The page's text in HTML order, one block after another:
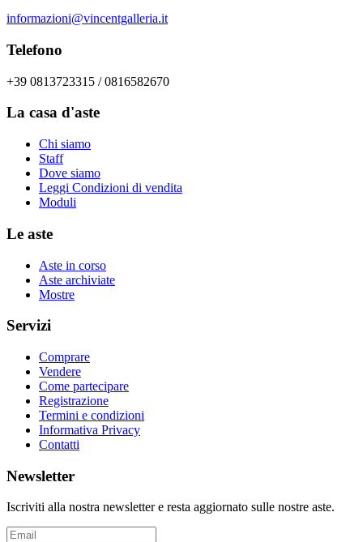
informazioni@vincentgalleria.it
Telefono
+39 0813723315 / 0816582670
La casa d'aste
Chi siamo
Staff
Dove siamo
Leggi Condizioni di vendita
Moduli
Le aste
Aste in corso
Aste archiviate
Mostre
Servizi
Comprare
Vendere
Come partecipare
Registrazione
Termini e condizioni
Informativa Privacy
Contatti
Newsletter
Iscriviti alla nostra newsletter e resta aggiornato sulle nostre aste.